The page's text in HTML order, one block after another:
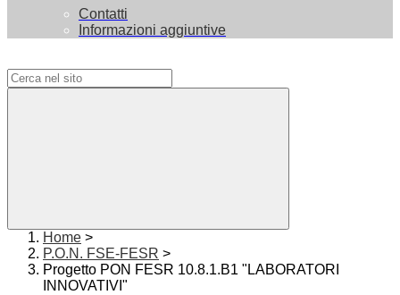
Contatti
Informazioni aggiuntive
Home >
P.O.N. FSE-FESR >
Progetto PON FESR 10.8.1.B1 "LABORATORI
INNOVATIVI"